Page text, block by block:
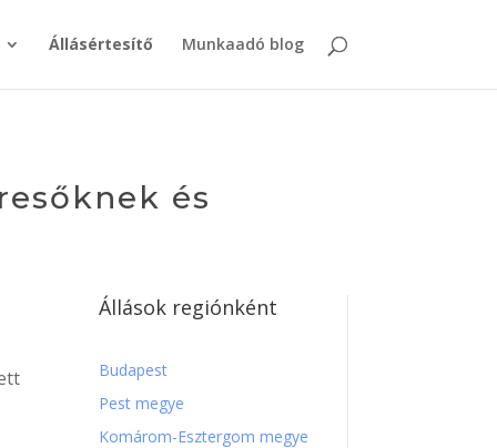
Állásértesítő Munkaadó blog
és
Állások regiónként
Budapest
Pest megye
Komárom-Esztergom megye